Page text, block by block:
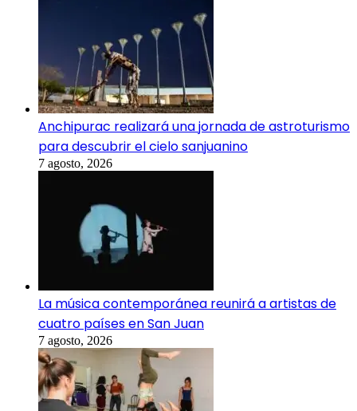
Anchipurac realizará una jornada de astroturismo
para descubrir el cielo sanjuanino
7 agosto, 2026
La música contemporánea reunirá a artistas de
cuatro países en San Juan
7 agosto, 2026